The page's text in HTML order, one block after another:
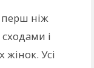
ніж
і
жінок. Усі